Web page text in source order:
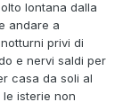
lontana dalla
andare a
privi di
e nervi saldi per
casa da soli al
isterie non